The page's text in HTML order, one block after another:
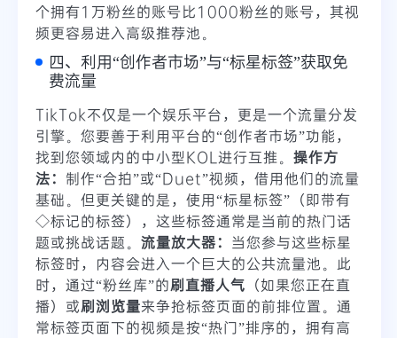
个拥有1万粉丝的账号比1000粉丝的账号，其视
频更容易进入高级推荐池。
四、利用“创作者市场”与“标星标签”获取免
费流量
TikTok不仅是一个娱乐平台，更是一个流量分发
引擎。您要善于利用平台的“创作者市场”功能，
找到您领域内的中小型KOL进行互推。 操作方
法： 制作“合拍”或“Duet”视频，借用他们的流量
基础。但更关键的是，使用“标星标签”（即带有
◇标记的标签），这些标签通常是当前的热门话
题或挑战话题。 流量放大器： 当您参与这些标星
标签时，内容会进入一个巨大的公共流量池。此
时，通过“粉丝库”的刷直播人气 （如果您正在直
播）或刷浏览量来争抢标签页面的前排位置。通
常标签页面下的视频是按“热门”排序的，拥有高